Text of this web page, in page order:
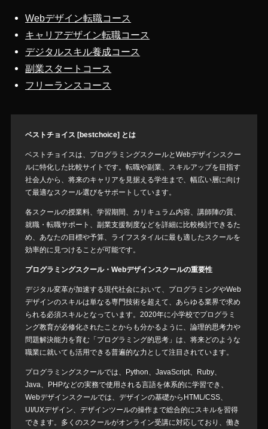
Webデザイン転職コース
キャリアデザイン転職コース
デジタルスキル養成コース
副業スタートコース
フリーランスコース
ベストチョイス [bestchoice] とは
ベストチョイスは、プログラミングスクールとWebデザインスクー
ルに特化した比較サイトです。転職や副業、スキルアップを目指す
社会人から、将来のキャリアを見据える学生まで、幅広い層に向け
て最適なスクール選びをサポートしています。
各スクールの授業料、学習期間、カリキュラム内容、講師陣の質、
就職・転職サポート、副業支援制度などを詳細に比較検討できるた
め、あなたの目標や予算、ライフスタイルに最も適したスクールを
効率的に見つけることが可能です。
プログラミングスクール・Webデザインスクールの重要性
デジタル変革が加速する現代社会において、プログラミングやWeb
デザインのスキルは単なる専門技術を超えて、あらゆる業界で求め
られる必須スキルとなっています。2020年に小学校でプログラミ
ング教育が必修化されたことからも分かるように、論理的思考力や
問題解決能力を育む「プログラミング的思考」は、将来どのような
職業に就いても活用できる普遍的な力として注目されています。
プログラミングスクールでは、Python、JavaScript、Ruby、
Java、PHPなどの実務で使用される言語を体系的に学習でき、
Webデザインスクールでは、デザインの基礎からHTML/CSS、
UI/UXデザイン、デザインツールの操作まで総合的にスキルを習得
できます。多くのスクールがオンライン受講に対応しており、働き